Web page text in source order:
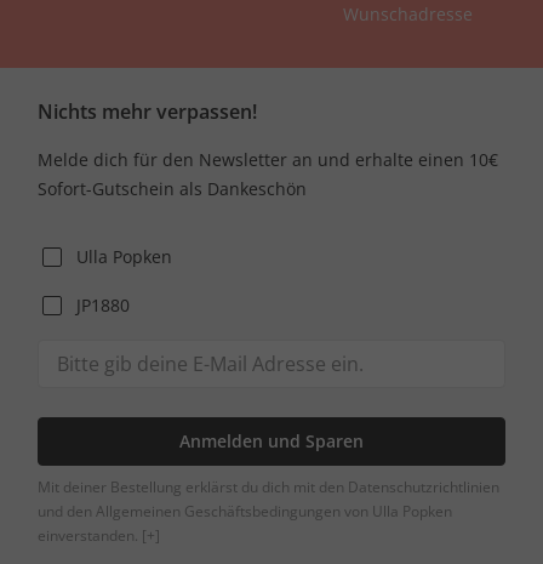
Wunschadresse
Nichts mehr verpassen!
Melde dich für den Newsletter an und erhalte einen 10€
Sofort-Gutschein als Dankeschön
Ulla Popken
JP1880
Anmelden und Sparen
Mit deiner Bestellung erklärst du dich mit den Datenschutzrichtlinien
und den Allgemeinen Geschäftsbedingungen von Ulla Popken
einverstanden. [+]